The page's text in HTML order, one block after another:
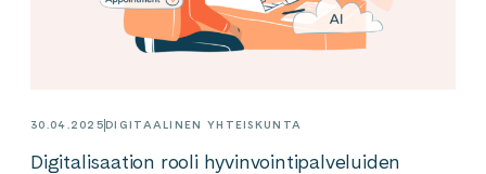
30.04.2025DIGITAALINEN YHTEISKUNTA
Digitalisaation rooli hyvinvointipalveluiden